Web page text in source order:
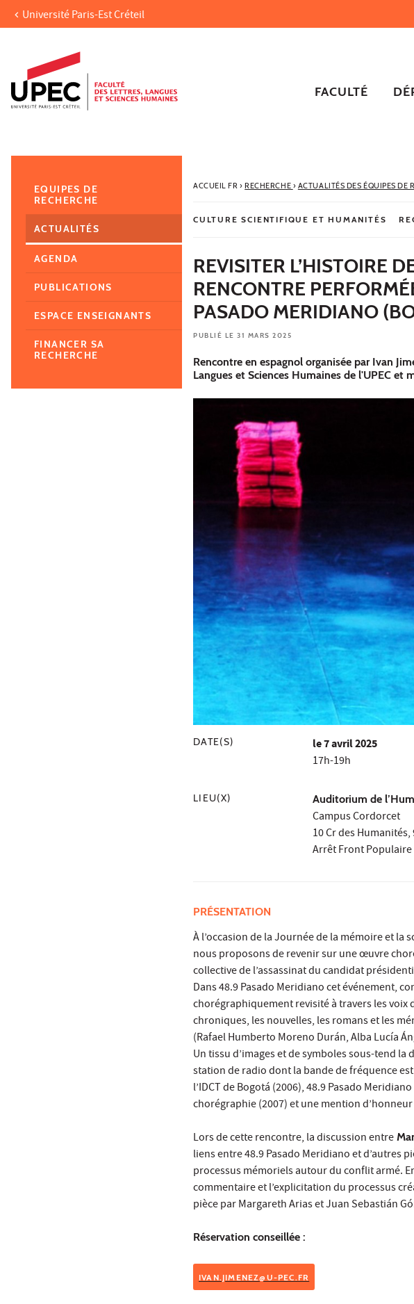
Aller au contenu
Accès directs
Recherche
Navigation secondaire
Université Paris-Est Créteil
FACULTÉ
ACCUEIL FR› RECHERCHE › ACTUALITÉS DES ÉQUIPES DE
CULTURE SCIENTIFIQUE ET HUMANITÉS
REVISITER L’HISTOIRE
RENCONTRE
PASADO MERIDIANO
PUBLIÉ LE 31 MARS 2025
Rencontre en espagnol organisée par Ivan
Langues et Sciences Humaines de l'UPEC et
DATE(S) le7 avril 2025
17h-19h
LIEU(X) Auditorium de
Campus Cordorcet
10 Cr des
Arrêt Front Populaire
PRÉSENTATION
À l’occasion de la Journée de la mémoire et
nous proposons de revenir sur une œuvre
collective de l’assassinat du candidat
Dans 48.9 Pasado Meridiano cet événement,
chorégraphiquement revisité à travers les
chroniques, les nouvelles, les romans et les
(Rafael Humberto Moreno Durán, Alba Lucía
Un tissu d’images et de symboles sous-tend
station de radio dont la bande de fréquence
l’IDCT de Bogotá (2006), 48.9 Pasado
chorégraphie (2007) et une mention
Lors de cette rencontre, la discussion entre
liens entre 48.9 Pasado Meridiano et d’autres
processus mémoriels autour du conflit armé.
commentaire et l’explicitation du processus
pièce par Margareth Arias et Juan Sebastián
Réservation conseillée :
IVAN.JIMENEZ@U-PEC.FR
EQUIPES DE
RECHERCHE
ACTUALITÉS
AGENDA
PUBLICATIONS
ESPACE ENSEIGNANTS
FINANCER SA
RECHERCHE